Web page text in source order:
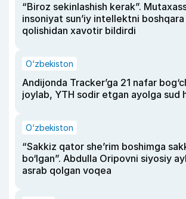
“Biroz sekinlashish kerak”.
insoniyat sun’iy intellektni
qolishidan xavotir bildirdi
O‘zbekiston
Andijonda Tracker’ga 21 nafar
joylab, YTH sodir etgan ayolga sud
O‘zbekiston
“Sakkiz qator she’rim boshimga
bo‘lgan”. Abdulla Oripovni siyosiy
asrab qolgan voqea